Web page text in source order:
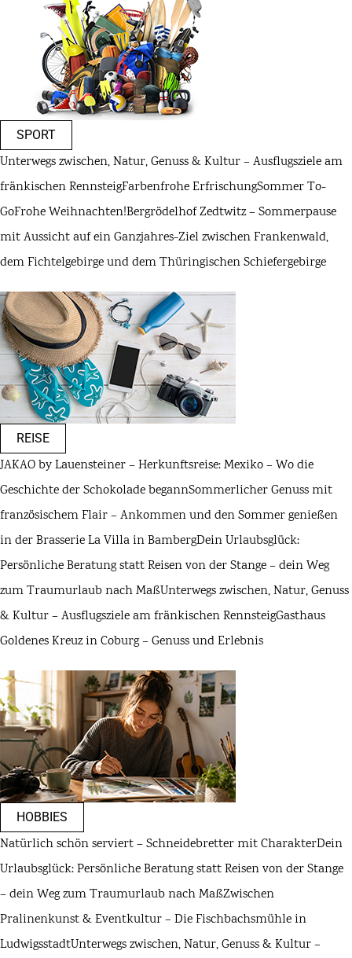
SPORT
Unterwegs zwischen, Natur, Genuss & Kultur – Ausflugsziele am
fränkischen RennsteigFarbenfrohe ErfrischungSommer To-
GoFrohe Weihnachten!Bergrödelhof Zedtwitz – Sommerpause
mit Aussicht auf ein Ganzjahres-Ziel zwischen Frankenwald,
dem Fichtelgebirge und dem Thüringischen Schiefergebirge
REISE
JAKAO by Lauensteiner – Herkunftsreise: Mexiko – Wo die
Geschichte der Schokolade begannSommerlicher Genuss mit
französischem Flair – Ankommen und den Sommer genießen
in der Brasserie La Villa in BambergDein Urlaubsglück:
Persönliche Beratung statt Reisen von der Stange – dein Weg
zum Traumurlaub nach MaßUnterwegs zwischen, Natur, Genuss
& Kultur – Ausflugsziele am fränkischen RennsteigGasthaus
Goldenes Kreuz in Coburg – Genuss und Erlebnis
HOBBIES
Natürlich schön serviert – Schneidebretter mit CharakterDein
Urlaubsglück: Persönliche Beratung statt Reisen von der Stange
– dein Weg zum Traumurlaub nach MaßZwischen
Pralinenkunst & Eventkultur – Die Fischbachsmühle in
LudwigsstadtUnterwegs zwischen, Natur, Genuss & Kultur –